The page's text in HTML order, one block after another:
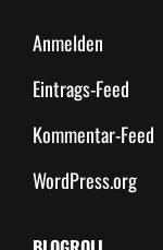
Anmelden
Eintrags-Feed
Kommentar-Feed
WordPress.org